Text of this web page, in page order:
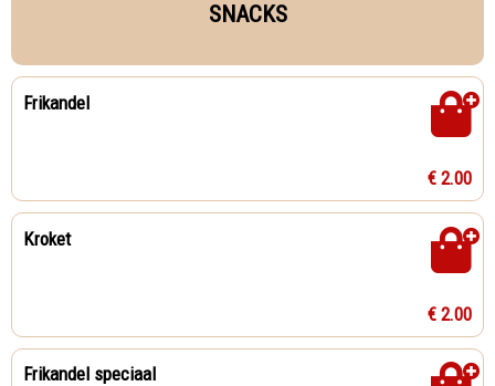
SNACKS
Frikandel
€ 2.00
Kroket
€ 2.00
Frikandel speciaal